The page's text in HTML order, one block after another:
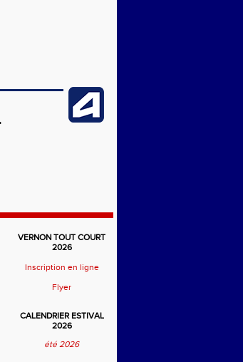
VERNON TOUT COURT
2026
Inscription en ligne
Flyer
CALENDRIER ESTIVAL
2026
été 2026